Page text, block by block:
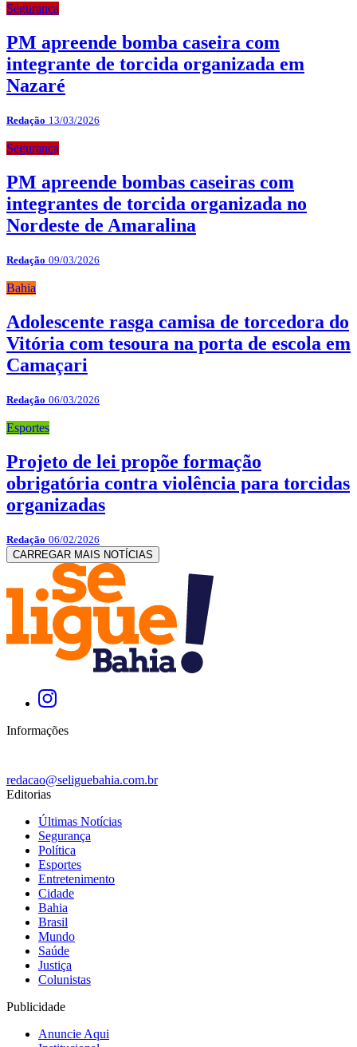
Segurança
PM apreende bomba caseira com
integrante de torcida organizada em
Nazaré
Redação 13/03/2026
Segurança
PM apreende bombas caseiras com
integrantes de torcida organizada no
Nordeste de Amaralina
Redação 09/03/2026
Bahia
Adolescente rasga camisa de torcedora do
Vitória com tesoura na porta de escola em
Camaçari
Redação 06/03/2026
Esportes
Projeto de lei propõe formação
obrigatória contra violência para torcidas
organizadas
Redação 06/02/2026
CARREGAR MAIS NOTÍCIAS
Informações
redacao@seliguebahia.com.br
Editorias
Últimas Notícias
Segurança
Política
Esportes
Entretenimento
Cidade
Bahia
Brasil
Mundo
Saúde
Justiça
Colunistas
Publicidade
Anuncie Aqui